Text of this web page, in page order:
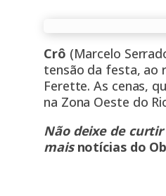
Crô (Marcelo
tensão da festa, ao
Ferette. As cenas,
na Zona Oeste do
Não deixe de
mais notícias do